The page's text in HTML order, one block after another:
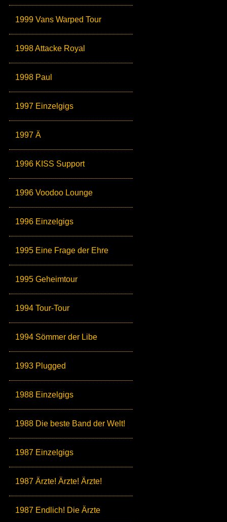
1999 Vans Warped Tour
1998 Attacke Royal
1998 Paul
1997 Einzelgigs
1997 Ä
1996 KISS Support
1996 Voodoo Lounge
1996 Einzelgigs
1995 Eine Frage der Ehre
1995 Geheimtour
1994 Tour-Tour
1994 Sömmer der Libe
1993 Plugged
1988 Einzelgigs
1988 Die beste Band der Welt!
1987 Einzelgigs
1987 Ärzte! Ärzte! Ärzte!
1987 Endlich! Die Ärzte